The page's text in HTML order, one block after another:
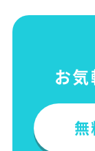
お気
無